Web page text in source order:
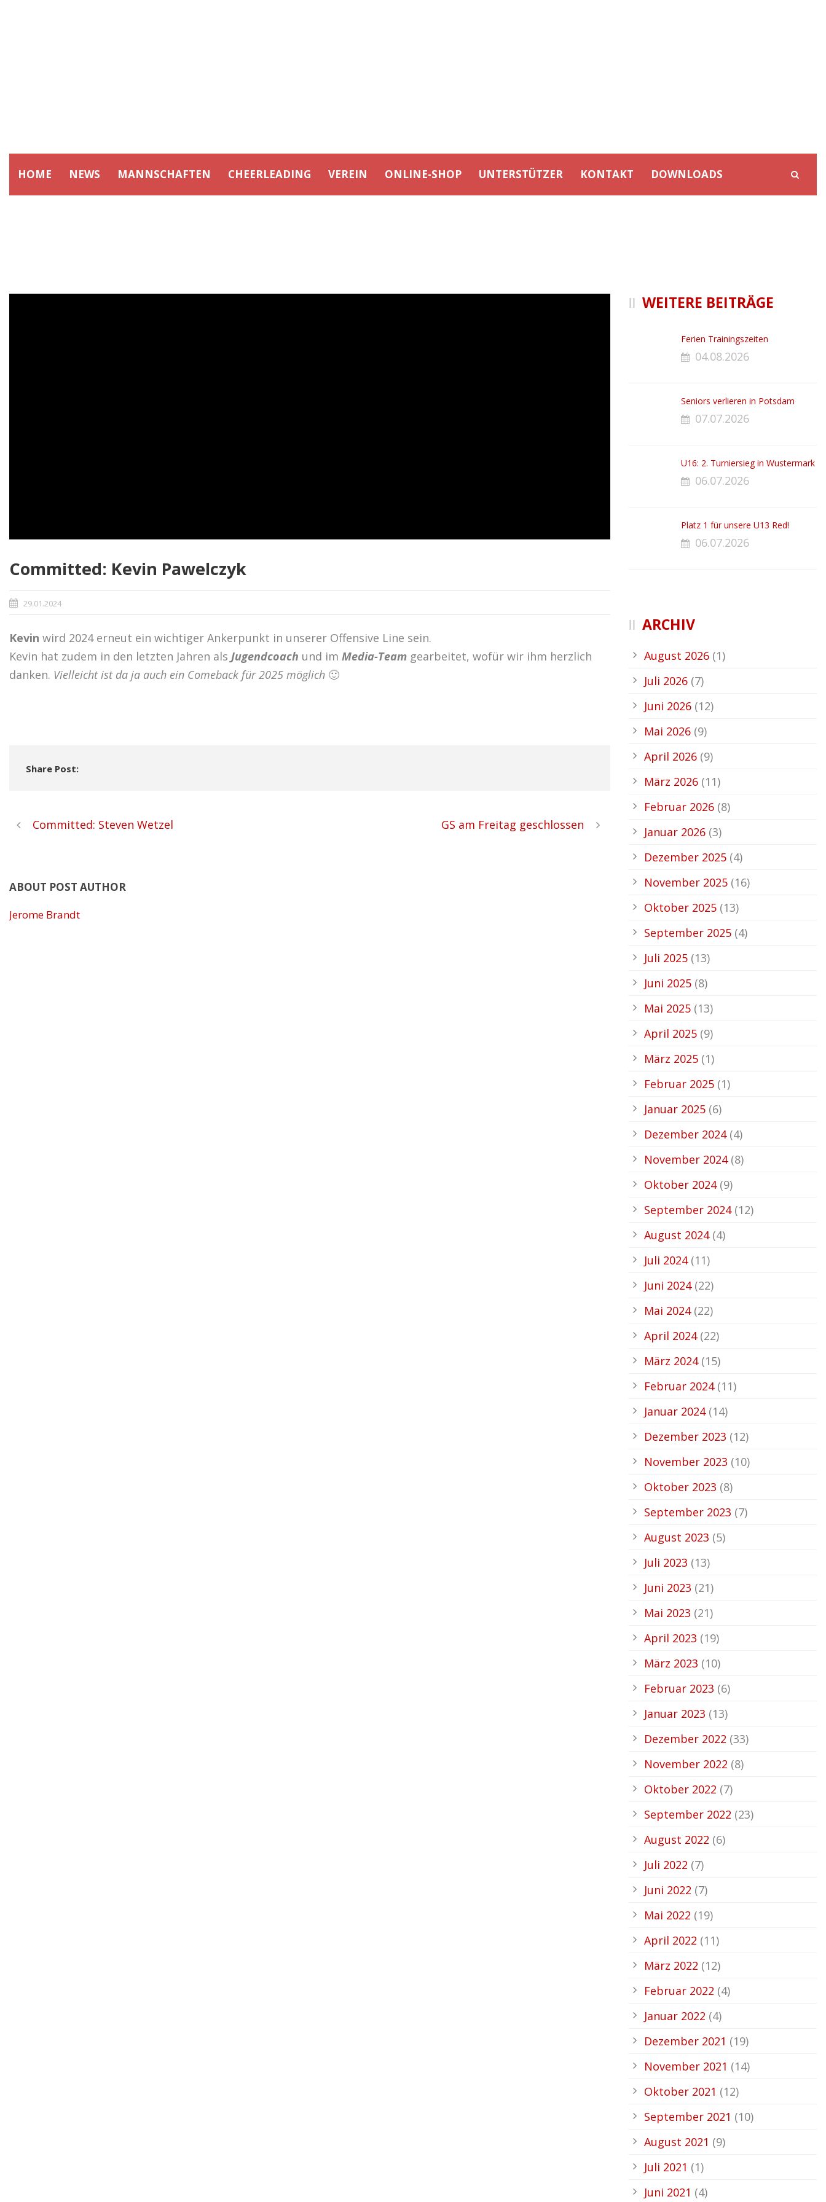
HOME NEWS MANNSCHAFTEN CHEERLEADING VEREIN ONLINE-SHOP UNTERSTÜTZER KONTAKT DOWNLOADS
Committed: Kevin Pawelczyk
29.01.2024
Kevin wird 2024 erneut ein wichtiger Ankerpunkt in unserer Offensive Line sein.
Kevin hat zudem in den letzten Jahren als Jugendcoach und im Media-Team gearbeitet, wofür wir ihm herzlich
danken. Vielleicht ist da ja auch ein Comeback für 2025 möglich 🙂
Share Post:
Committed: Steven Wetzel GS am Freitag geschlossen
ABOUT POST AUTHOR
Jerome Brandt
WEITERE BEITRÄGE
Ferien Trainingszeiten
04.08.2026
Seniors verlieren in Potsdam
07.07.2026
U16: 2. Turniersieg in Wustermark
06.07.2026
Platz 1 für unsere U13 Red!
06.07.2026
ARCHIV
August 2026 (1)
Juli 2026 (7)
Juni 2026 (12)
Mai 2026 (9)
April 2026 (9)
März 2026 (11)
Februar 2026 (8)
Januar 2026 (3)
Dezember 2025 (4)
November 2025 (16)
Oktober 2025 (13)
September 2025 (4)
Juli 2025 (13)
Juni 2025 (8)
Mai 2025 (13)
April 2025 (9)
März 2025 (1)
Februar 2025 (1)
Januar 2025 (6)
Dezember 2024(4)
November 2024(8)
Oktober 2024(9)
September 2024(12)
August 2024(4)
Juli 2024(11)
Juni 2024(22)
Mai 2024(22)
April 2024(22)
März 2024(15)
Februar 2024(11)
Januar 2024(14)
Dezember 2023 (12)
November 2023 (10)
Oktober 2023 (8)
September 2023 (7)
August 2023 (5)
Juli 2023 (13)
Juni 2023 (21)
Mai 2023 (21)
April 2023 (19)
März 2023 (10)
Februar 2023 (6)
Januar 2023 (13)
Dezember 2022 (33)
November 2022 (8)
Oktober 2022 (7)
September 2022 (23)
August 2022 (6)
Juli 2022 (7)
Juni 2022 (7)
Mai 2022 (19)
April 2022 (11)
März 2022 (12)
Februar 2022 (4)
Januar 2022 (4)
Dezember 2021 (19)
November 2021 (14)
Oktober 2021 (12)
September 2021 (10)
August 2021 (9)
Juli 2021 (1)
Juni 2021 (4)